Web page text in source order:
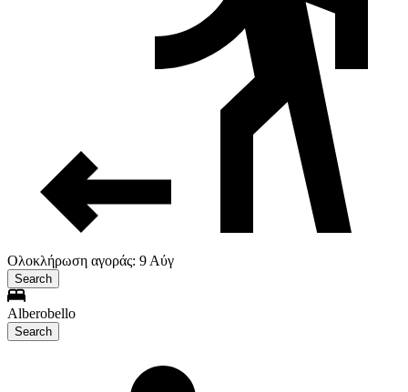
Ολοκλήρωση αγοράς: 9 Αύγ
Search
Alberobello
Search